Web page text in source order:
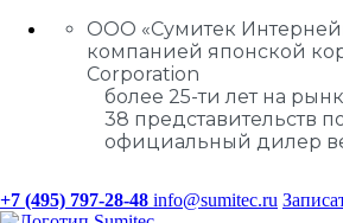
ООО «Сумитек
компанией японской
Corporation
более 25-ти лет на
38 представительств
официальный дилер
+7 (495) 797-28-48 info@sumitec.ru